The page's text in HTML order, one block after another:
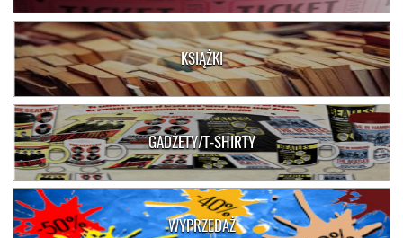
KSIĄŻKI
GADŻETY/T-SHIRTY
WYPRZEDAŻ